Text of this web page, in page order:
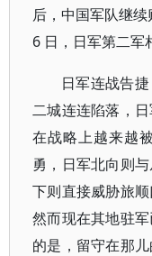
后，中国军队继
6 日，日军第二军
日军连战告
二城连连陷落，
在战略上越来越
勇，日军北向则
下则直接威胁旅
然而现在其地驻
的是，留守在那